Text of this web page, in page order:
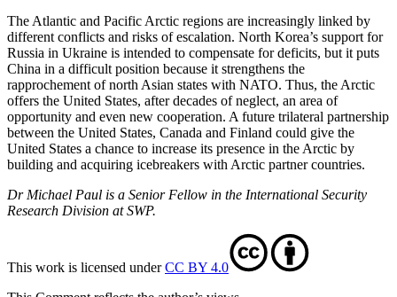
The Atlantic and Pacific Arctic regions are increasingly linked by
different conflicts and risks of escalation. North Korea’s sup­port for
Russia in Ukraine is intended to compensate for deficits, but it puts
China in a difficult position because it strengthens the
rapprochement of north Asian states with NATO. Thus, the Arctic
offers the United States, after decades of neglect, an area of
opportunity and even new cooperation. A future trilateral partnership
be­tween the United States, Canada and Fin­land could give the
United States a chance to increase its presence in the Arctic by
building and acquiring icebreakers with Arctic partner countries.
Dr Michael Paul is a Senior Fellow in the International Security
Research Division at SWP.
This work is licensed underCC BY 4.0